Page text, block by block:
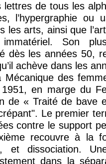
lettres de tous les
l’hypergraphie ou
les arts, ainsi que
immatériel. Son
dès les années 50,
achève dans les
Mécanique des
en marge du
de « Traité de bave
Le premier
contre le support
recouvre à la
et dissociation.
dans la